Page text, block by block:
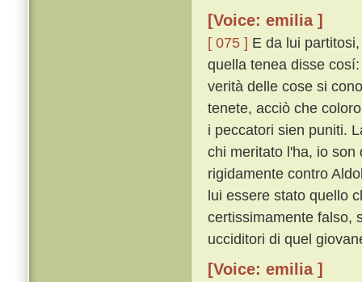
[Voice: emilia ]
[ 075 ] E da lui
quella tenea disse
verità delle cose si
tenete, acciò che
i peccatori sien puniti.
chi meritato l'ha, io
rigidamente contro
lui essere stato quello
certissimamente falso,
ucciditori di quel
[Voice: emilia ]